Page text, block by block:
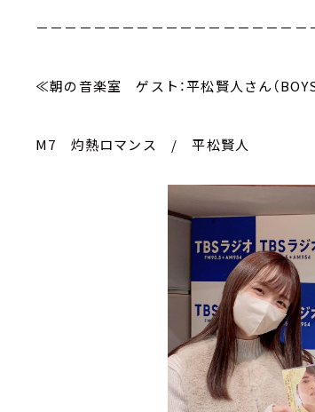
－－－－－－－－－－－－－－－－－－－
≪朝の音楽室 ゲスト：平松賢人さん（
M7 灼熱ロマンス / 平松賢人